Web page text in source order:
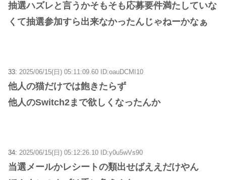
抽選ハズレと言うかそもそも応募要件満たしていな
くて抽選参加すら出来なかったんじゃねーかなぁ
33: 2025/06/15(日) 05:11:09.60 ID:oauDCMI10
他人の猫だけでは飽きたらず
他人のSwitch2まで欲しくなったんか
34: 2025/06/15(日) 05:12:26.10 ID:y0u5wVs90
当選メールかレシートの類出せばええだけやん